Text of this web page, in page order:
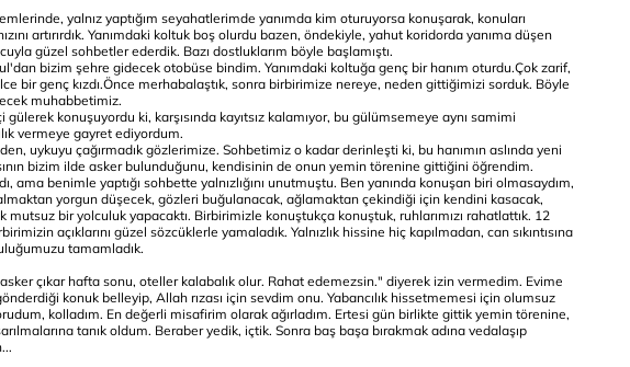
yalnız yaptığım seyahatlerimde yanımda kim oturuyorsa konuşarak, konuları
artırırdık. Yanımdaki koltuk boş olurdu bazen, öndekiyle, yahut koridorda yanıma düşen
güzel sohbetler ederdik. Bazı dostluklarım böyle başlamıştı.
bizim şehre gidecek otobüse bindim. Yanımdaki koltuğa genç bir hanım oturdu.Çok zarif,
bir genç kızdı.Önce merhabalaştık, sonra birbirimize nereye, neden gittiğimizi sorduk. Böyle
muhabbetimiz.
konuşuyordu ki, karşısında kayıtsız kalamıyor, bu gülümsemeye aynı samimi
vermeye gayret ediyordum.
uykuyu çağırmadık gözlerimize. Sohbetimiz o kadar derinleşti ki, bu hanımın aslında yeni
bizim ilde asker bulunduğunu, kendisinin de onun yemin törenine gittiğini öğrendim.
ama benimle yaptığı sohbette yalnızlığını unutmuştu. Ben yanında konuşan biri olmasaydım,
yorgun düşecek, gözleri buğulanacak, ağlamaktan çekindiği için kendini kasacak,
mutsuz bir yolculuk yapacaktı. Birbirimizle konuştukça konuştuk, ruhlarımızı rahatlattık. 12
açıklarını güzel sözcüklerle yamaladık. Yalnızlık hissine hiç kapılmadan, can sıkıntısına
tamamladık.
çıkar hafta sonu, oteller kalabalık olur. Rahat edemezsin." diyerek izin vermedim. Evime
konuk belleyip, Allah rızası için sevdim onu. Yabancılık hissetmemesi için olumsuz
kolladım. En değerli misafirim olarak ağırladım. Ertesi gün birlikte gittik yemin törenine,
tanık oldum. Beraber yedik, içtik. Sonra baş başa bırakmak adına vedalaşıp